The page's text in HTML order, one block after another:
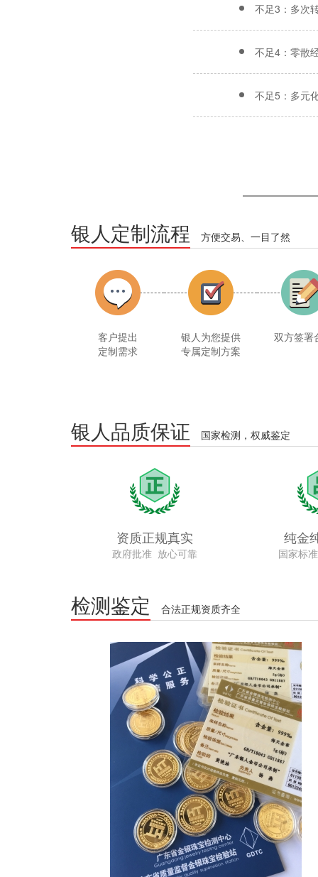
不足3：多次
不足4：零散
不足5：多元
银人定制流程 方便交易、一目了然
客户提出
定制需求
银人为您提供
专属定制方案
双方签署
银人品质保证 国家检测，权威鉴定
资质正规真实
政府批准 放心可靠
纯金
国家标
检测鉴定 合法正规资质齐全